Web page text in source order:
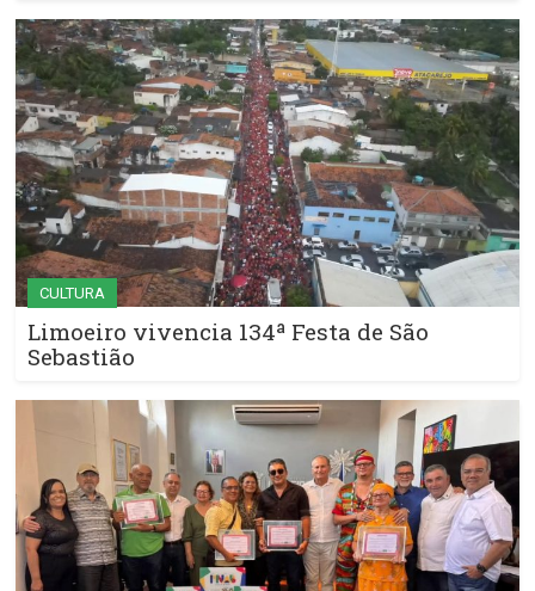
CULTURA
Limoeiro vivencia 134ª Festa de São
Sebastião